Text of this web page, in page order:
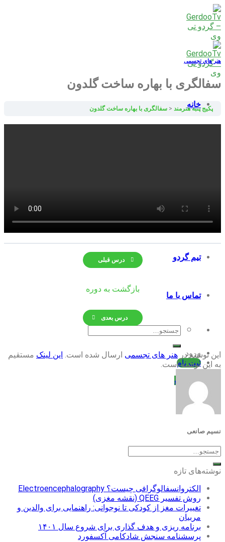
Skip
to
content
خانه
نوجوانان
تیم گردو
تماس با ما
جستجو
برای:
ورود
ثبت نام
فهرست
هنر های تجسمی
سفالگری با بهاره ساخت گلدون
پکیج پنبه هنرمند سفالگری با بهاره ساخت گلدون
درس قبلی
بازگشت به دوره
درس بعدی
این نوشته در هنر های تجسمی ارسال شده است. این لینک مستقیم
به این نوشته است.
نسیم صانعی
نوشته‌های تازه
الکتروانسفالوگرافی چیست؟ Electroencephalography
روش تفسیر QEEG (نقشه مغزی)
تغییرات مغز از کودکی تا نوجوانی: راهنمایی برای والدین و
مربیان
برنامه ریزی و هدف گذاری برای شروع سال ۱۴۰۱
پرسشنامه سنجش شادکامی آکسفورد